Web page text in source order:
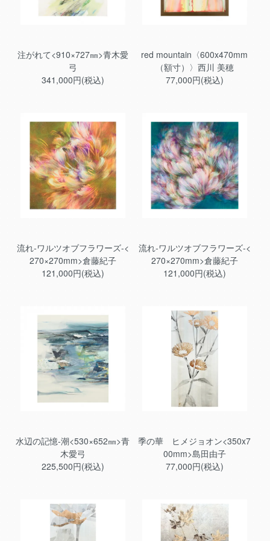
注がれて<910×727㎜>青木愛
弓
341,000円(税込)
red mountain〈600x470mm
（額寸）〉西川 美穂
77,000円(税込)
流れ-ワルツオブフラワーズ-<
270×270mm>倉藤紀子
121,000円(税込)
流れ-ワルツオブフラワーズ-<
270×270mm>倉藤紀子
121,000円(税込)
水辺の記憶-潮<530×652㎜>青
木愛弓
225,500円(税込)
季の華 ヒメジョオン<350x7
00mm>島田由子
77,000円(税込)